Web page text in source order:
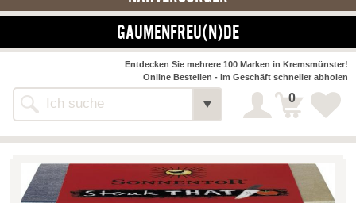
GAUMENFREU(N)DE
Alle Webseiten
Entdecken Sie mehrere 100 Marken in Kremsmünster!
Online Bestellen - im Geschäft schneller abholen
0
NAHVERSORGER
>> Bauernmarkt << Detail
Bäckerei-Konditorei-Café
Biohof Öllinger Detail